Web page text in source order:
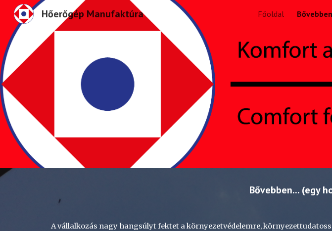
Skip to main content
Hőerőgép Manufaktúra Főoldal
Bővebben... (egy
A vállalkozás nagy hangsúlyt fektet a környezetvédelemre,